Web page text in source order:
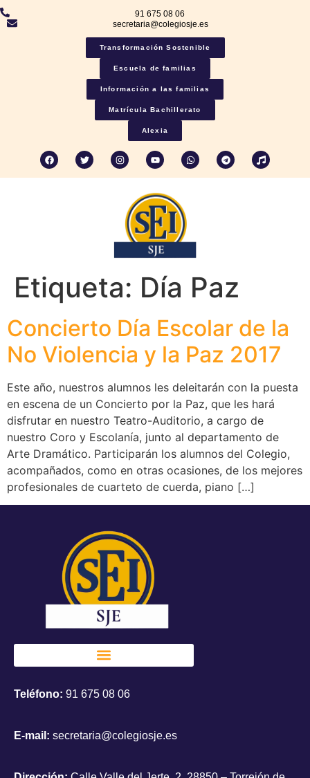
91 675 08 06
secretaria@colegiosje.es
Transformación Sostenible
Escuela de familias
Información a las familias
Matrícula Bachillerato
Alexia
Etiqueta: Día Paz
Concierto Día Escolar de la
No Violencia y la Paz 2017
Este año, nuestros alumnos les deleitarán con la puesta
en escena de un Concierto por la Paz, que les hará
disfrutar en nuestro Teatro-Auditorio, a cargo de
nuestro Coro y Escolanía, junto al departamento de
Arte Dramático. Participarán los alumnos del Colegio,
acompañados, como en otras ocasiones, de los mejores
profesionales de cuarteto de cuerda, piano […]
Teléfono: 91 675 08 06
E-mail: secretaria@colegiosje.es